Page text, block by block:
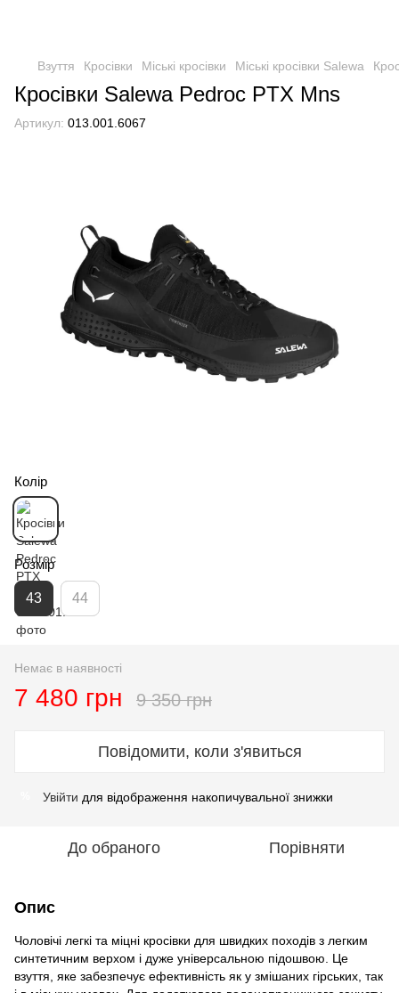
Взуття Кросівки Міські кросівки Міські кросівки Salewa
Кросівки Salewa Pedroc PTX Mns
Артикул: 013.001.6067
Колір
Розмір
43 44
Немає в наявності
7 480 грн 9 350 грн
Повідомити, коли з'явиться
Увійти для відображення накопичувальної знижки
До обраного Порівняти
Опис
Чоловічі легкі та міцні кросівки для швидких походів з легким
синтетичним верхом і дуже універсальною підошвою. Це
взуття, яке забезпечує ефективність як у змішаних гірських, так